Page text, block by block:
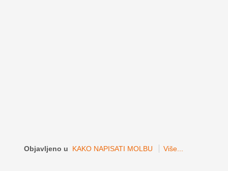
Objavljeno u KAKO NAPISATI MOLBU Više...